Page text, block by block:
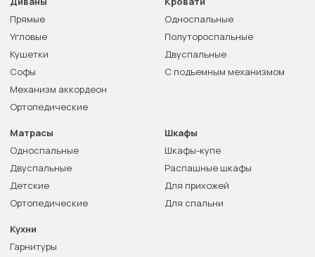
Прямые
Угловые
Кушетки
Софы
Механизм аккордеон
Ортопедические
Односпальные
Полутороспальные
Двуспальные
С подъемным механизмом
Матрасы
Односпальные
Двуспальные
Детские
Ортопедические
Шкафы
Шкафы-купе
Распашные шкафы
Для прихожей
Для спальни
Кухни
Гарнитуры